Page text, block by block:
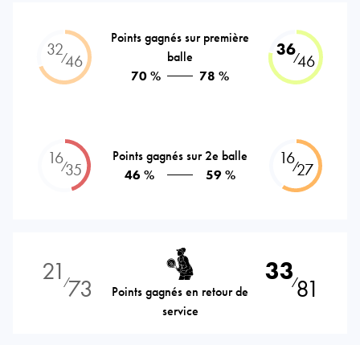
32⁄46
Points gagnés sur première
balle
70 %
78 %
36⁄46
16⁄35
Points gagnés sur 2e balle
46 %
59 %
16⁄27
21 ⁄73
Points gagnés en retour de
service
33⁄81